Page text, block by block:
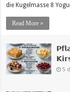
die Kugelmasse 8
Read More »
5